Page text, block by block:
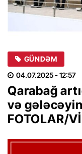
GÜNDƏM
04.07.2025- 12:57
Qarabağ
və
FOTOLAR/